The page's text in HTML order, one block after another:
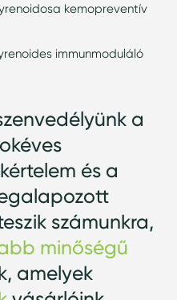
kemopreventív
immunmoduláló
a
és a
számunkra,
minőségű
amelyek